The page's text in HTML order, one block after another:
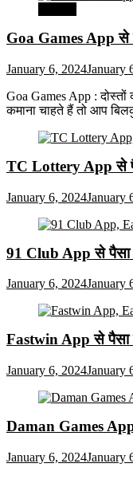
Goa Games App से
January 6, 2024January
Goa Games App :
कमाना चाहते हैं तो आप
TC Lottery App से
January 6, 2024January
91 Club App से
January 6, 2024January
Fastwin App से
January 6, 2024January
Daman Games
January 6, 2024January